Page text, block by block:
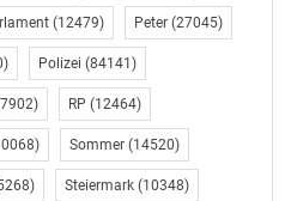
SÉANCE DE TRAVAIL 1986–
Helmut Lang Archive_ zu
Wiener-Linien-
in diese Highlight-
zum 3. Mai zu sehen ist,
größten und einzigen
zu seinem Werk, das seit
(12479) Peter (27045)
Polizei (84141)
RP (12464)
Sommer (14520)
Steiermark (10348)